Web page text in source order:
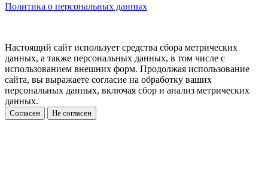
Политика о персональных данных
Настоящий сайт использует средства сбора метрических
данных, а также персональных данных, в том числе с
использованием внешних форм. Продолжая использование
сайта, вы выражаете согласие на обработку ваших
персональных данных, включая сбор и анализ метрических
данных.
Согласен Не согласен